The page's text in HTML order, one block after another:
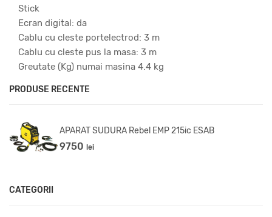
PRODUSE RECENTE
APARAT SUDURA Rebel EMP 215ic ESAB
9750 lei
CATEGORII
Stick
Ecran digital: da
Cablu cu cleste portelectrod: 3 m
Cablu cu cleste pus la masa: 3 m
Greutate (Kg) numai masina 4.4 kg